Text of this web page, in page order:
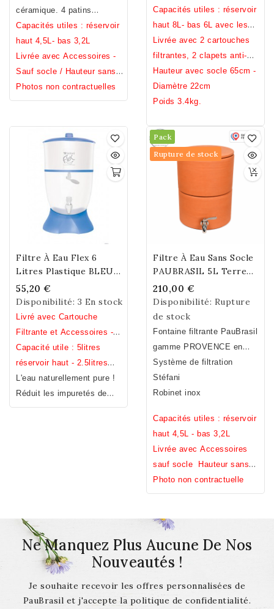
céramique. 4 patins
(offerts) à disposer sous la
cuve basse.
Capacités utiles : réservoir
haut 4,5L- bas 3,2L
Livrée avec Accessoires -
Sauf socle / Hauteur sans
socle 31cm / Diamètre
23cm / Poids 7,2kg.
Photos non contractuelles
métaux lourds, pesticide,
chlore, hydrocarbures,
bacteries ... (voir analyses)
Capacités utiles : réservoir
haut 8L- bas 6L avec les
clapets, 8,5L sans.
Livrée avec 2 cartouches
filtrantes, 2 clapets anti-
débordement, un robinet
inox, un pied.
Hauteur avec socle 65cm -
Diamètre 22cm
Poids 3.4kg.
Filtre À Eau Flex 6
Litres Plastique BLEU
(6l + 6l) Free Bisphenol
A,S,F
55,20 €
Disponibilité: 3 En stock
Livré avec Cartouche
Filtrante et Accessoires -
Hauteur 46 cm / Diamètre
23 cm / Poids 1 kg (avec
cartouche, robinet et
clapet).Hauteur entre la
base et le robinet: 12 cm
Capacité utile : 5litres
réservoir haut - 2.5litres
réservoir bas.
L'eau naturellement pure !
Réduit les impuretés de
l'eau – Filtre à eau
Pack
Rupture de stock
Filtre À Eau Sans Socle
PAUBRASIL 5L Terre
Cuite Brute - Émaillée
210,00 €
Disponibilité: Rupture
de stock
Fontaine filtrante PauBrasil
gamme PROVENCE en
terre cuite : extérieur brut -
intérieur émaillé.
Fabrication Française et
Système de filtration
Stéfani
Robinet inox
Capacités utiles : réservoir
haut 4,5L - bas 3,2L
Livrée avec Accessoires
sauf socle
Hauteur sans
pied 31cm / Diamètre 23cm
/ Poids 7,2kg
Photo non contractuelle
Ne Manquez Plus Aucune De Nos
Nouveautés !
Je souhaite recevoir les offres personnalisées de
PauBrasil et j'accepte la politique de confidentialité.